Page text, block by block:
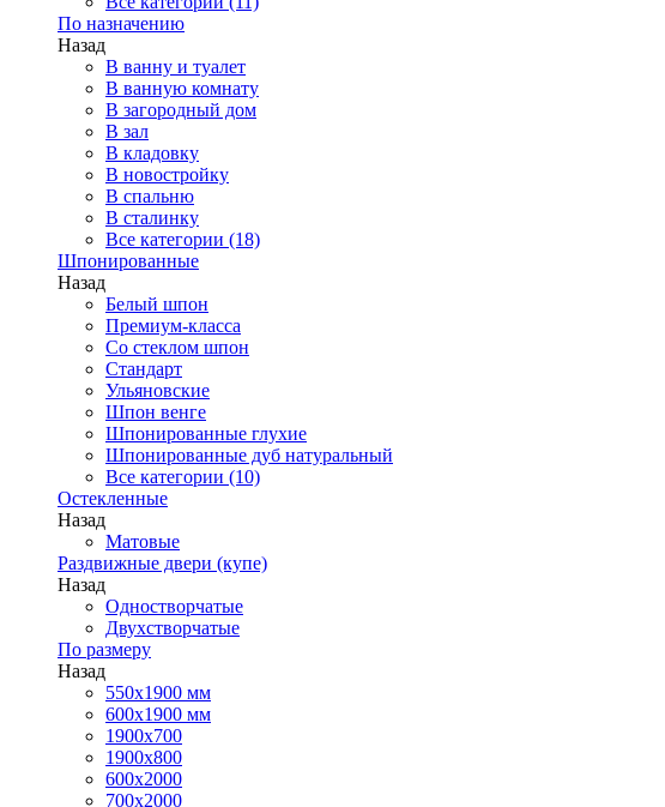
По назначению
Назад
В ванну и туалет
В ванную комнату
В загородный дом
В зал
В кладовку
В новостройку
В спальню
В сталинку
Все категории (18)
Шпонированные
Назад
Белый шпон
Премиум-класса
Со стеклом шпон
Стандарт
Ульяновские
Шпон венге
Шпонированные глухие
Шпонированные дуб натуральный
Все категории (10)
Остекленные
Назад
Матовые
Раздвижные двери (купе)
Назад
Одностворчатые
Двухстворчатые
По размеру
Назад
550x1900 мм
600x1900 мм
1900х700
1900х800
600x2000
700x2000